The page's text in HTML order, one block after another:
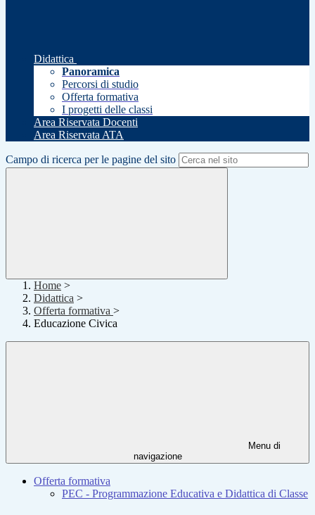
Didattica
Panoramica
Percorsi di studio
Offerta formativa
I progetti delle classi
Area Riservata Docenti
Area Riservata ATA
Campo di ricerca per le pagine del sito
Home >
Didattica >
Offerta formativa >
Educazione Civica
Menu di
navigazione
Offerta formativa
PEC - Programmazione Educativa e Didattica di Classe